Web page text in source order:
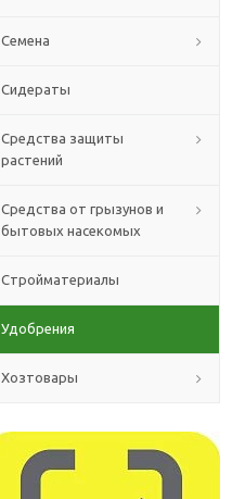
Семена
Сидераты
Средства защиты
растений
Средства от грызунов и
бытовых насекомых
Стройматериалы
Удобрения
Хозтовары